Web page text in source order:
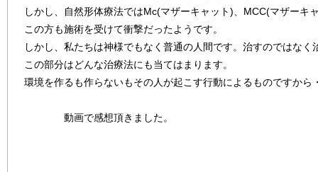
しかし、自然形体療法ではMc(マザーキャット)、MCC(マザーキ
この方も施術を受けて衝撃だったようです。
しかし、私たちは神様でもなく普通の人間です。治すのではな
この部分はどんな治療法にも当てはまります。
環境を作るも作らないもその人が起こす行動によるものですから
動画で感想頂きました。